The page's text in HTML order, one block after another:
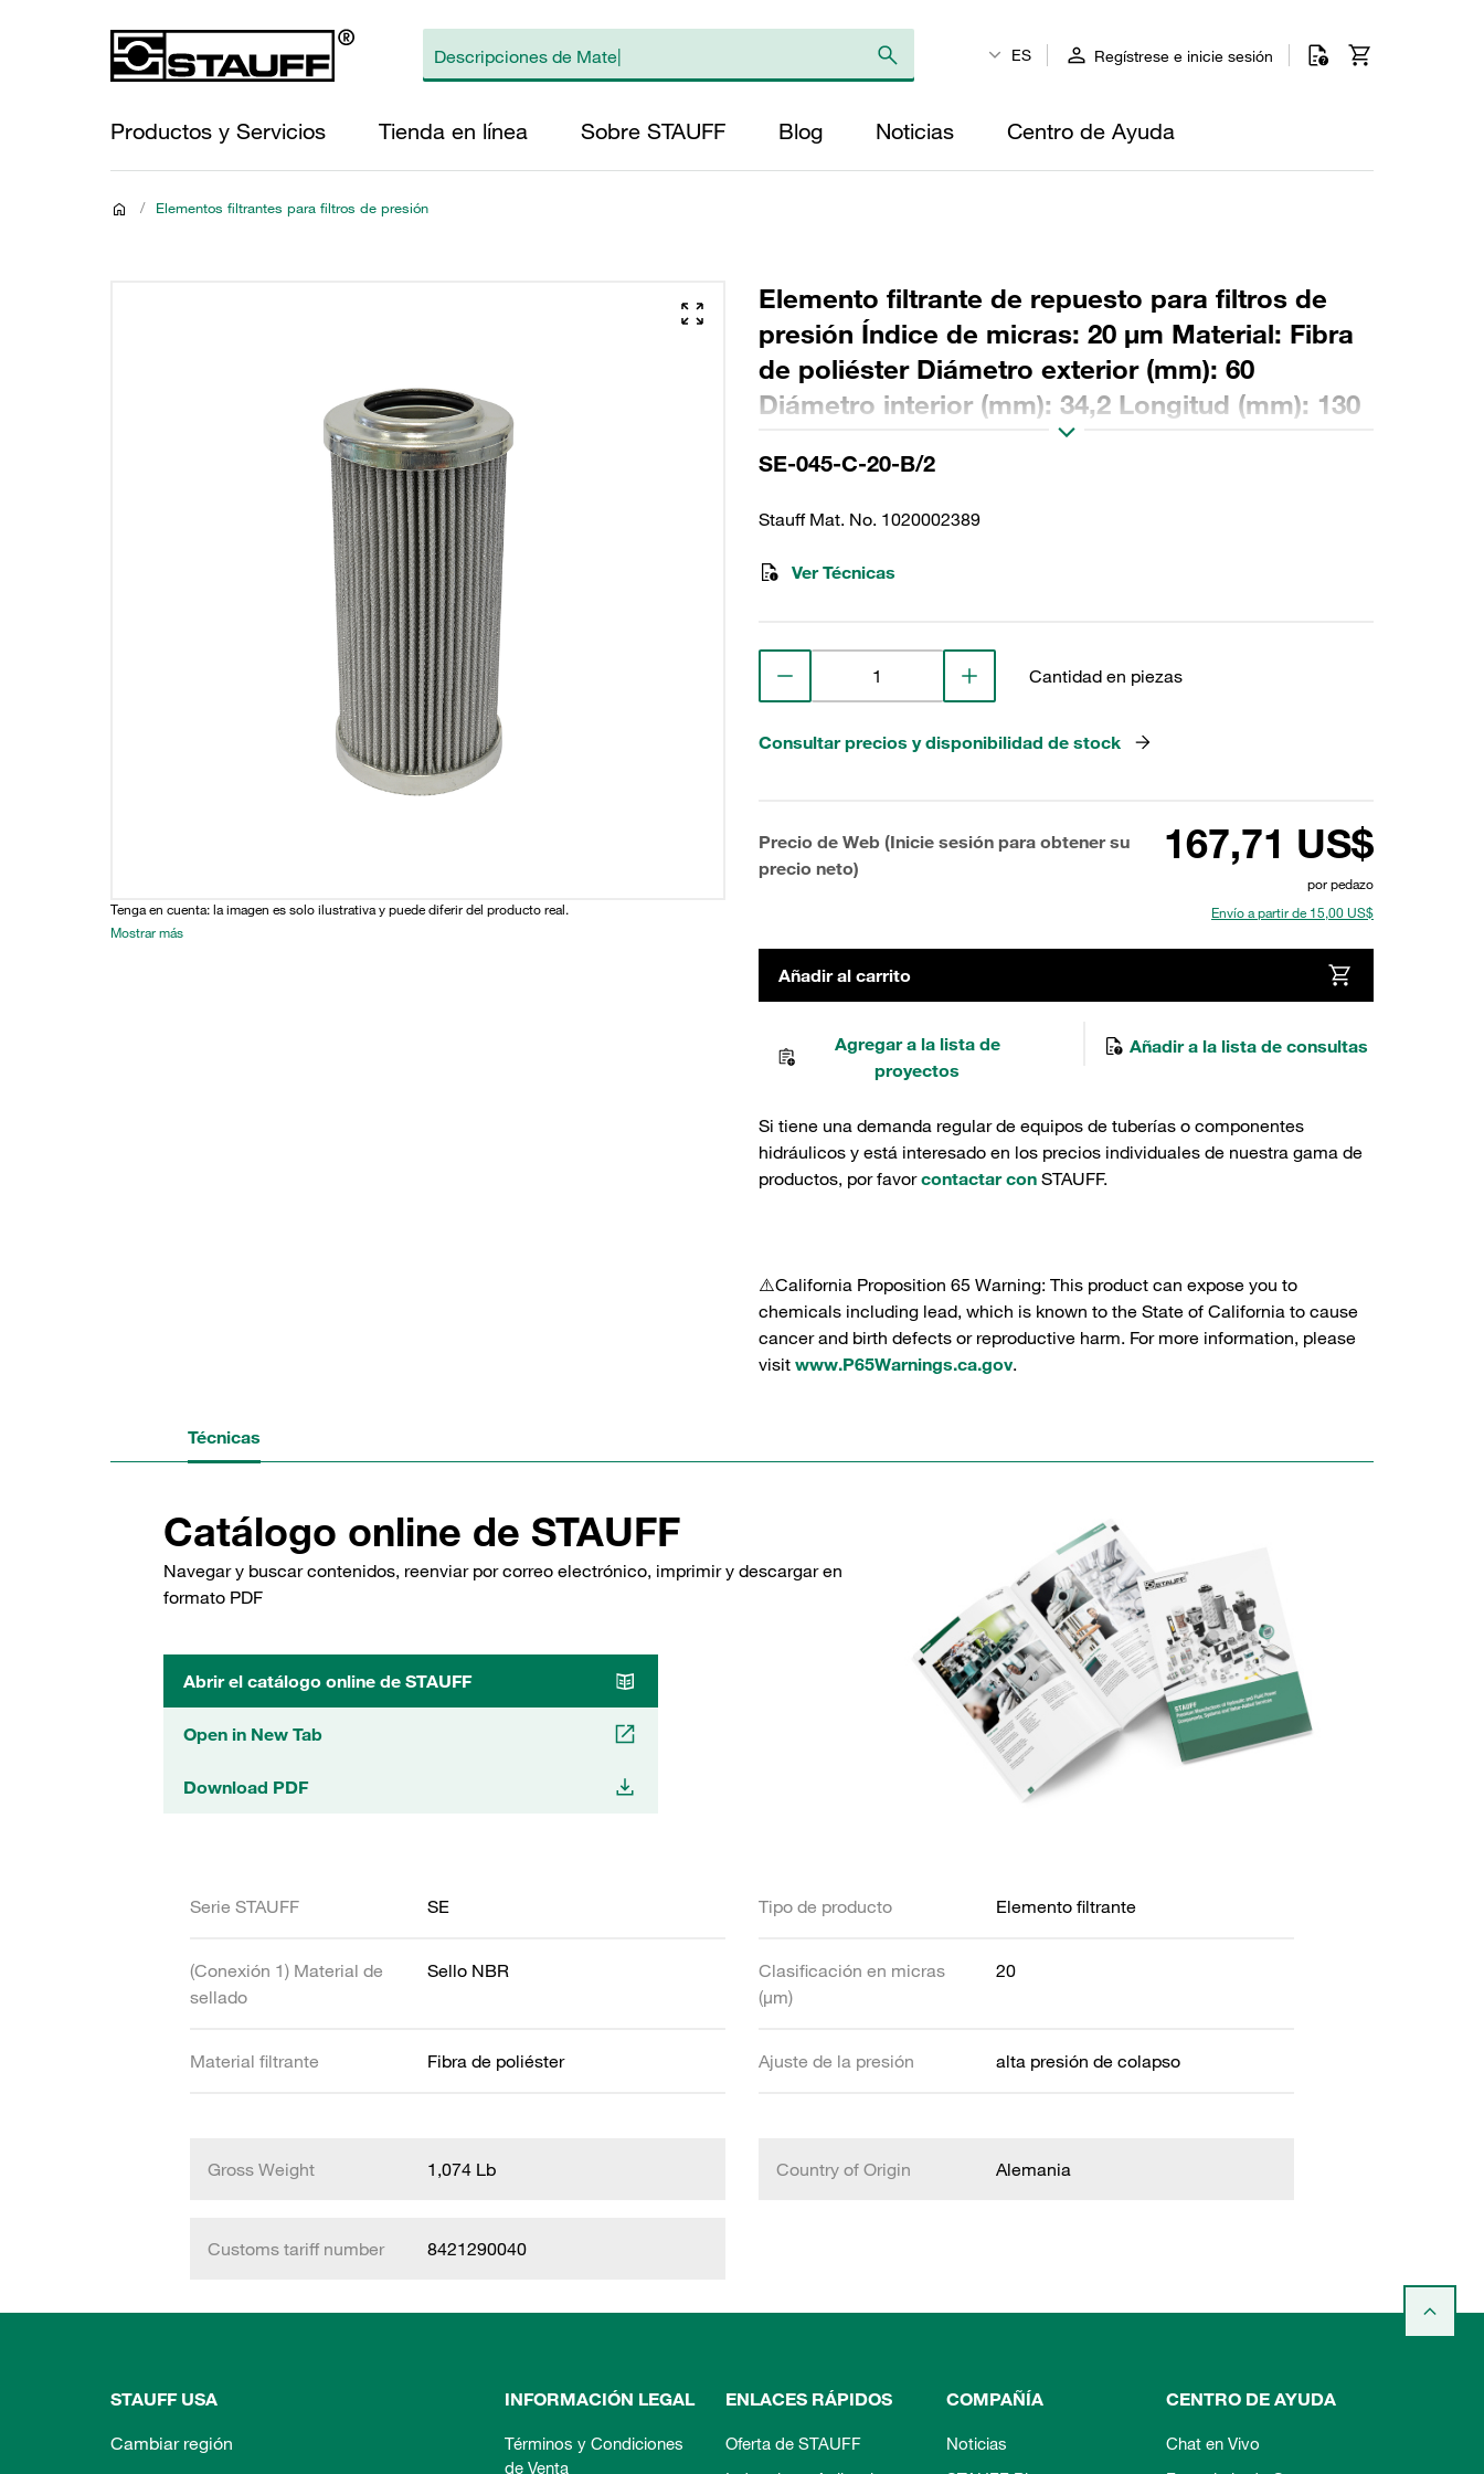
ES Regístrese e inicie sesión
Productos y Servicios Tienda en línea Sobre STAUFF Blog Noticias Centro de Ayuda
/ Elementos filtrantes para filtros de presión
Tenga en cuenta: la imagen es solo ilustrativa y puede diferir del producto real.
Mostrar más
Elemento filtrante de repuesto para filtros de
presión Índice de micras: 20 µm Material: Fibra
de poliéster Diámetro exterior (mm): 60
Diámetro interior (mm): 34,2 Longitud (mm): 130
Sellado: NBR, relación β >200
SE-045-C-20-B/2
Stauff Mat. No. 1020002389
Ver Técnicas
Cantidad en piezas
Consultar precios y disponibilidad de stock
Precio de Web (Inicie sesión para obtener su
precio neto)
167,71 US$
por pedazo
Envío a partir de 15,00 US$
Añadir al carrito
Agregar a la lista de
proyectos
Añadir a la lista de consultas
Si tiene una demanda regular de equipos de tuberías o componentes
hidráulicos y está interesado en los precios individuales de nuestra gama de
productos, por favorcontactar con STAUFF.
⚠️California Proposition 65 Warning: This product can expose you to
chemicals including lead, which is known to the State of California to cause
cancer and birth defects or reproductive harm. For more information, please
visit www.P65Warnings.ca.gov.
Técnicas
Catálogo online de STAUFF
Navegar y buscar contenidos, reenviar por correo electrónico, imprimir y descargar en
formato PDF
Abrir el catálogo online de STAUFF
Open in New Tab
Download PDF
Serie STAUFF SE Tipo de producto Elemento filtrante
(Conexión 1) Material de
sellado
Sello NBR
Clasificación en micras
(µm)
20
Material filtrante Fibra de poliéster Ajuste de la presión alta presión de colapso
Gross Weight 1,074 Lb Country of Origin Alemania
Customs tariff number 8421290040
STAUFF USA
Cambiar región
INFORMACIÓN LEGAL
Términos y Condiciones
de Venta
ENLACES RÁPIDOS
Oferta de STAUFF
COMPAÑÍA
Noticias
CENTRO DE AYUDA
Chat en Vivo